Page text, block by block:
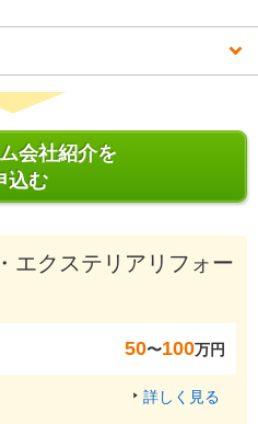
会社紹介を
込む
エクステリアリフォー
50〜100万円
詳しく見る